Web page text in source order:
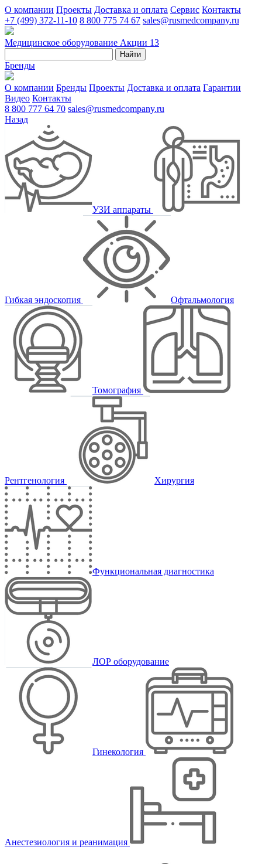
О компании Проекты Доставка и оплата Сервис Контакты
+7 (499) 372-11-10 8 800 775 74 67 sales@rusmedcompany.ru
Медицинское оборудование Акции 13
Найти
Бренды
О компании Бренды Проекты Доставка и оплата Гарантии
Видео Контакты
8 800 777 64 70 sales@rusmedcompany.ru
Назад
УЗИ аппараты
Гибкая эндоскопия Офтальмология
Томография
Рентгенология Хирургия
Функциональная диагностика
ЛОР оборудование
Гинекология
Анестезиология и реанимация